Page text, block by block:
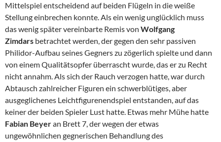
Mittelspiel entscheidend auf beiden Flügeln in die weiße
Stellung einbrechen konnte. Als ein wenig unglücklich muss
das wenig später vereinbarte Remis von Wolfgang
Zimdars betrachtet werden, der gegen den sehr passiven
Philidor-Aufbau seines Gegners zu zögerlich spielte und dann
von einem Qualitätsopfer überrascht wurde, das er zu Recht
nicht annahm. Als sich der Rauch verzogen hatte, war durch
Abtausch zahlreicher Figuren ein schwerblütiges, aber
ausgeglichenes Leichtfigurenendspiel entstanden, auf das
keiner der beiden Spieler Lust hatte. Etwas mehr Mühe hatte
Fabian Beyeran Brett 7, der wegen der etwas
ungewöhnlichen gegnerischen Behandlung des